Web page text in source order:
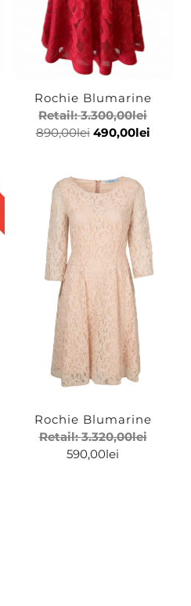
Rochie Blumarine
Retail:3.300,00lei
890,00lei 490,00lei
Rochie Blumarine
Retail:3.320,00lei
590,00lei